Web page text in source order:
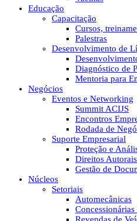
Educação
Capacitação
Cursos,
Palestras
Desenvolvimento de
Diagnóstico de
Mentoria para
Negócios
Eventos e Networking
Summit ACIJS
Encontros
Rodada de
Suporte Empresarial
Proteção e
Direitos
Gestão de
Núcleos
Setoriais
Automecânicas